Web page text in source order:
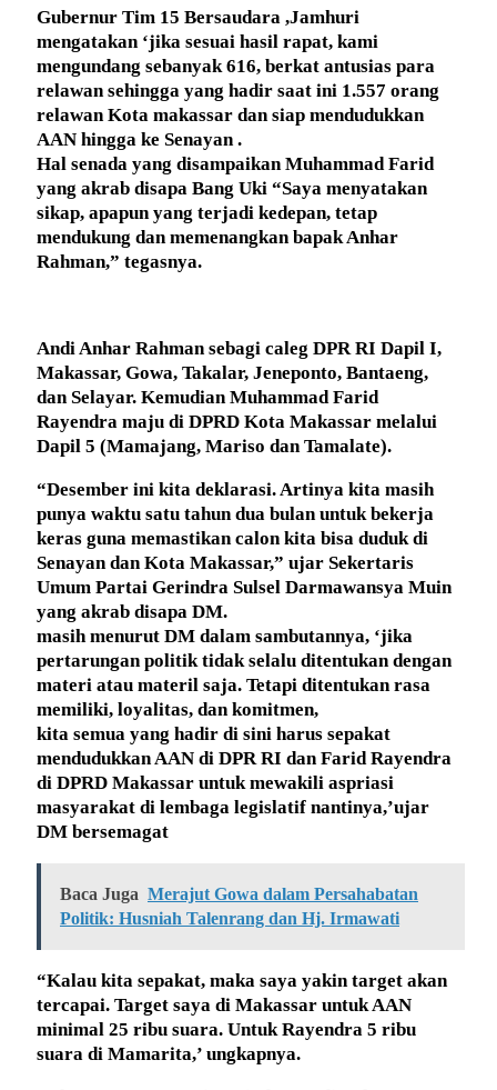
Gubernur Tim 15 Bersaudara ,Jamhuri
mengatakan ‘jika sesuai hasil rapat, kami
mengundang sebanyak 616, berkat antusias para
relawan sehingga yang hadir saat ini 1.557 orang
relawan Kota makassar dan siap mendudukkan
AAN hingga ke Senayan .
Hal senada yang disampaikan Muhammad Farid
yang akrab disapa Bang Uki “Saya menyatakan
sikap, apapun yang terjadi kedepan, tetap
mendukung dan memenangkan bapak Anhar
Rahman,” tegasnya.
Andi Anhar Rahman sebagi caleg DPR RI Dapil I,
Makassar, Gowa, Takalar, Jeneponto, Bantaeng,
dan Selayar. Kemudian Muhammad Farid
Rayendra maju di DPRD Kota Makassar melalui
Dapil 5 (Mamajang, Mariso dan Tamalate).
“Desember ini kita deklarasi. Artinya kita masih
punya waktu satu tahun dua bulan untuk bekerja
keras guna memastikan calon kita bisa duduk di
Senayan dan Kota Makassar,” ujar Sekertaris
Umum Partai Gerindra Sulsel Darmawansya Muin
yang akrab disapa DM.
masih menurut DM dalam sambutannya, ‘jika
pertarungan politik tidak selalu ditentukan dengan
materi atau materil saja. Tetapi ditentukan rasa
memiliki, loyalitas, dan komitmen,
kita semua yang hadir di sini harus sepakat
mendudukkan AAN di DPR RI dan Farid Rayendra
di DPRD Makassar untuk mewakili aspriasi
masyarakat di lembaga legislatif nantinya,’ujar
DM bersemagat
Baca Juga Merajut Gowa dalam Persahabatan
Politik: Husniah Talenrang dan Hj. Irmawati
“Kalau kita sepakat, maka saya yakin target akan
tercapai. Target saya di Makassar untuk AAN
minimal 25 ribu suara. Untuk Rayendra 5 ribu
suara di Mamarita,’ ungkapnya.